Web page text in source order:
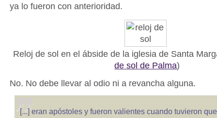
ya lo fueron con anterioridad.
Reloj de sol en el ábside de la iglesia de Santa
de sol de Palma)
No. No debe llevar al odio ni a revancha alguna.
[...] eran apóstoles y fueron valientes cuando tuvieron